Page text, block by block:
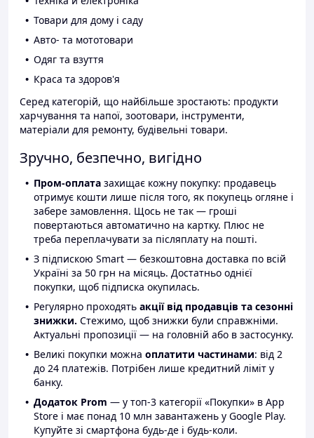
Товари для дому і саду
Авто- та мототовари
Одяг та взуття
Краса та здоров'я
Серед категорій, що найбільше зростають: продукти
харчування та напої, зоотовари, інструменти,
матеріали для ремонту, будівельні товари.
Зручно, безпечно, вигідно
Пром-оплата захищає кожну покупку: продавець
отримує кошти лише після того, як покупець огляне і
забере замовлення. Щось не так — гроші
повертаються автоматично на картку. Плюс не
треба переплачувати за післяплату на пошті.
З підпискою Smart — безкоштовна доставка по всій
Україні за 50 грн на місяць. Достатньо однієї
покупки, щоб підписка окупилась.
Регулярно проходять акції від продавців та сезонні
знижки. Стежимо, щоб знижки були справжніми.
Актуальні пропозиції — на головній або в застосунку.
Великі покупки можна оплатити частинами: від 2
до 24 платежів. Потрібен лише кредитний ліміт у
банку.
Додаток Prom — у топ-3 категорії «Покупки» в App
Store і має понад 10 млн завантажень у Google Play.
Купуйте зі смартфона будь-де і будь-коли.